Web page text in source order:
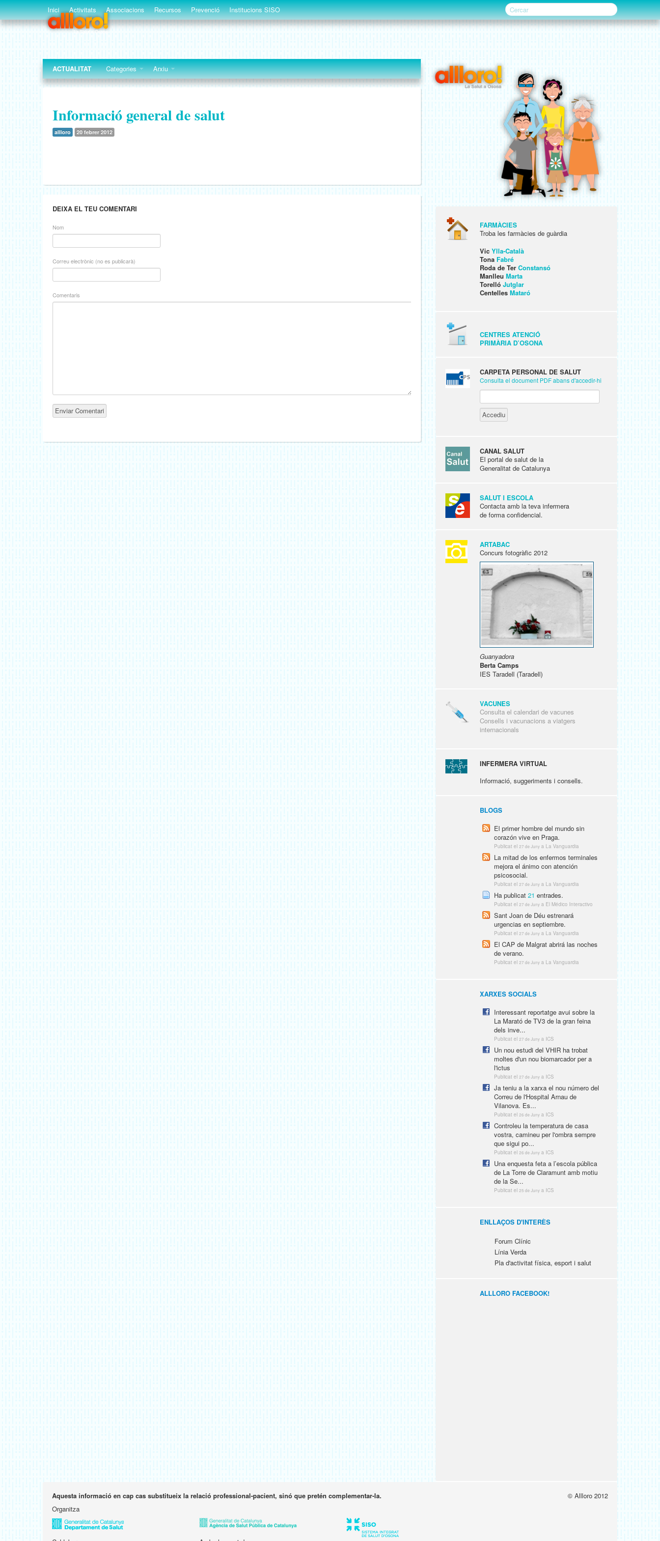
Inici Activitats Associacions Recursos Prevenció Institucions SISO
ACTUALITAT Categories Arxiu
Informació general de salut
allloro 20 febrer 2012
DEIXA EL TEU COMENTARI
Nom
Correu electrònic (no es publicarà)
Comentaris
FARMÀCIES
Troba les farmàcies de guàrdia
Vic Ylla-Català
Tona Fabré
Roda de Ter Constansó
Manlleu Marta
Torelló Jutglar
Centelles Mataró
CENTRES ATENCIÓ
PRIMÀRIA D’OSONA
CARPETA PERSONAL DE SALUT
Consulta el document PDF abans d'accedir-hi
CANAL SALUT
El portal de salut de la
Generalitat de Catalunya
SALUT I ESCOLA
Contacta amb la teva infermera
de forma confidencial.
ARTABAC
Concurs fotogràfic 2012
Guanyadora
Berta Camps
IES Taradell (Taradell)
VACUNES
Consulta el calendari de vacunes
Consells i vacunacions a viatgers
internacionals
INFERMERA VIRTUAL
Informació, suggeriments i consells.
BLOGS
El primer hombre del mundo sin
corazón vive en Praga.
Publicat el 27 de Juny a La Vanguardia
La mitad de los enfermos terminales
mejora el ánimo con atención
psicosocial.
Publicat el 27 de Juny a La Vanguardia
Ha publicat 21 entrades.
Publicat el 27 de Juny a El Médico Interactivo
Sant Joan de Déu estrenará
urgencias en septiembre.
Publicat el 27 de Juny a La Vanguardia
El CAP de Malgrat abrirá las noches
de verano.
Publicat el 27 de Juny a La Vanguardia
XARXES SOCIALS
Interessant reportatge avui sobre la
La Marató de TV3 de la gran feina
dels inve...
Publicat el 27 de Juny a ICS
Un nou estudi del VHIR ha trobat
moltes d'un nou biomarcador per a
l'ictus
Publicat el 27 de Juny a ICS
Ja teniu a la xarxa el nou número del
Correu de l'Hospital Arnau de
Vilanova. Es...
Publicat el 26 de Juny a ICS
Controleu la temperatura de casa
vostra, camineu per l'ombra sempre
que sigui po...
Publicat el 26 de Juny a ICS
Una enquesta feta a l’escola pública
de La Torre de Claramunt amb motiu
de la Se...
Publicat el 25 de Juny a ICS
ENLLAÇOS D'INTERÈS
Forum Clínic
Línia Verda
Pla d'activitat física, esport i salut
ALLLORO FACEBOOK!
Aquesta informació en cap cas substitueix la relació professional-pacient, sinó que pretén complementar-la.
© Allloro 2012
Organitza